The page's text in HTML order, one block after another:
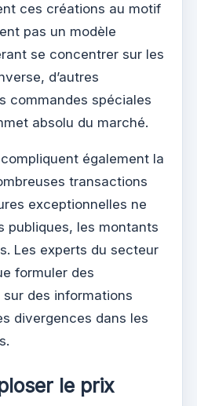
ces créations au motif
pas un modèle
se concentrer sur les
d’autres
commandes spéciales
absolu du marché.
compliquent également la
transactions
exceptionnelles ne
publiques, les montants
Les experts du secteur
formuler des
des informations
divergences dans les
le prix